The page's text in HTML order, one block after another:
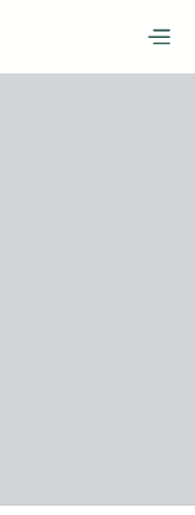
ein Schweizer
Zutrittskontrolle
sind